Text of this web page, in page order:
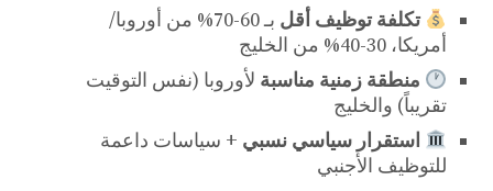
تكلفة توظيف أقل
بـ 60-70% من أوروبا/
أمريكا، 30-40% من الخليج
منطقة زمنية مناسبة لأوروبا (نفس التوقيت
تقريباً) والخليج
استقرار سياسي نسبي + سياسات داعمة
للتوظيف الأجنبي